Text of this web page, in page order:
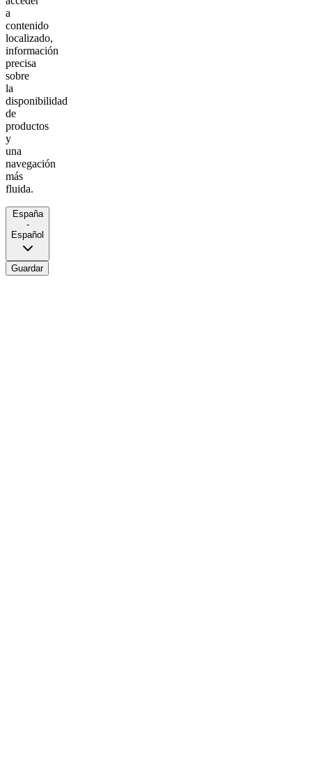
a
contenido
localizado,
información
precisa
sobre
la
disponibilidad
de
productos
y
una
navegación
más
fluida.
España
-
Español
Guardar